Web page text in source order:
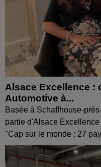
Alsace Excellence :
Automotive à...
Basée à Schaffhouse-
partie d'Alsace
"Cap sur le monde : 27